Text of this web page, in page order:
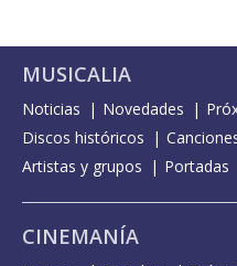
MUSICALIA
Noticias Novedades
Discos históricos
Artistas y grupos
Portadas
CINEMANÍA